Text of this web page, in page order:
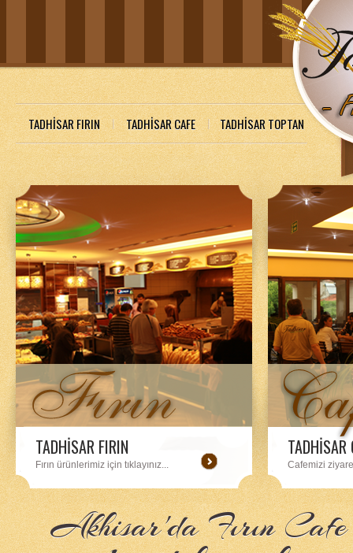
TADHİSAR FIRIN TADHİSAR CAFE TADHİSAR TOPTAN
TADHİSAR FIRIN
Fırın ürünlerimiz için tıklayınız...
TADHİSAR
Cafemizi
Akhisar'da Fırın